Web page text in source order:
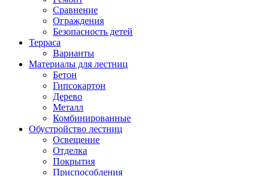
Сравнение
Ограждения
Безопасность детей
Терраса
Варианты
Материалы для лестниц
Бетон
Гипсокартон
Дерево
Металл
Комбинированные
Обустройство лестниц
Освещение
Отделка
Покрытия
Приспособления